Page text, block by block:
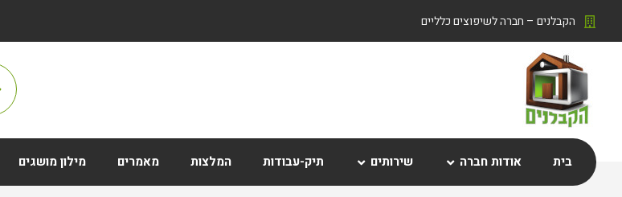
הקבלנים – חברה לשיפוצים כלליים
בית אודות חברה שירותים תיק-עבודות המלצות מאמרים מילון מושגים